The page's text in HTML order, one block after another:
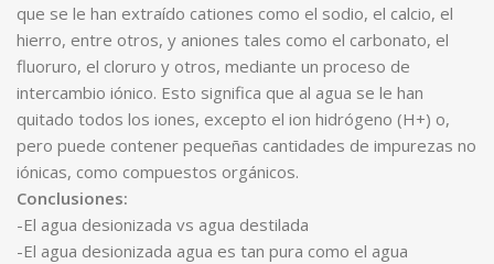
que se le han extraído cationes como el sodio, el calcio, el
hierro, entre otros, y aniones tales como el carbonato, el
fluoruro, el cloruro y otros, mediante un proceso de
intercambio iónico. Esto significa que al agua se le han
quitado todos los iones, excepto el ion hidrógeno (H+) o,
pero puede contener pequeñas cantidades de impurezas no
iónicas, como compuestos orgánicos.
Conclusiones:
-El agua desionizada vs agua destilada
-El agua desionizada agua es tan pura como el agua